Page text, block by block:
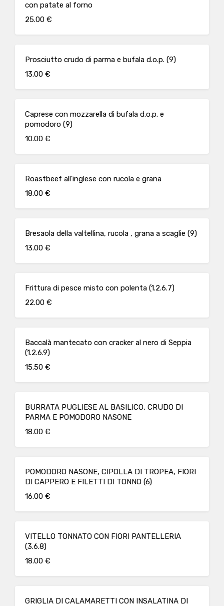
con patate al forno
25.00 €
Prosciutto crudo di parma e bufala d.o.p. (9)
13.00 €
Caprese con mozzarella di bufala d.o.p. e
pomodoro (9)
10.00 €
Roastbeef all'inglese con rucola e grana
18.00 €
Bresaola della valtellina, rucola , grana a scaglie (9)
13.00 €
Frittura di pesce misto con polenta (1.2.6.7)
22.00 €
Baccalà mantecato con cracker al nero di Seppia
(1.2.6.9)
15.50 €
BURRATA PUGLIESE AL BASILICO, CRUDO DI
PARMA E POMODORO NASONE
18.00 €
POMODORO NASONE, CIPOLLA DI TROPEA, FIORI
DI CAPPERO E FILETTI DI TONNO (6)
16.00 €
VITELLO TONNATO CON FIORI PANTELLERIA
(3.6.8)
18.00 €
GRIGLIA DI CALAMARETTI CON INSALATINA DI